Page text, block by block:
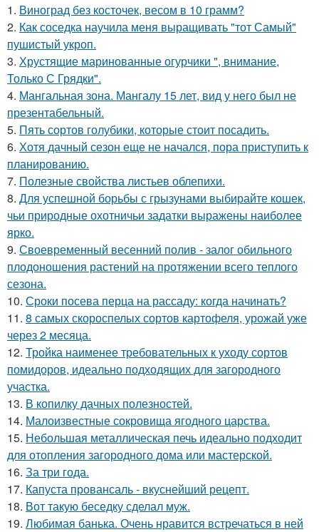
1. Виноград без косточек, весом в 10 грамм?
2. Как соседка научила меня выращивать "тот Самый"
пушистый укроп.
3. Хрустящие маринованные огурчики ", внимание,
Только С Грядки".
4. Мангальная зона. Мангалу 15 лет, вид у него был не
презентабельный.
5. Пять сортов голубики, которые стоит посадить.
6. Хотя дачный сезон еще не начался, пора приступить к
планированию.
7. Полезные свойства листьев облепихи.
8. Для успешной борьбы с грызунами выбирайте кошек,
чьи природные охотничьи задатки выражены наиболее
ярко.
9. Своевременный весенний полив - залог обильного
плодоношения растений на протяжении всего теплого
сезона.
10. Сроки посева перца на рассаду: когда начинать?
11. 8 самых скороспелых сортов картофеля, урожай уже
через 2 месяца.
12. Тройка наименее требовательных к уходу сортов
помидоров, идеально подходящих для загородного
участка.
13. В копилку дачных полезностей.
14. Малоизвестные сокровища ягодного царства.
15. Небольшая металлическая печь идеально подходит
для отопления загородного дома или мастерской.
16. За три года.
17. Капуста провансаль - вкуснейший рецепт.
18. Вот такую беседку сделал муж.
19. Любимая банька. Очень нравится встречаться в ней